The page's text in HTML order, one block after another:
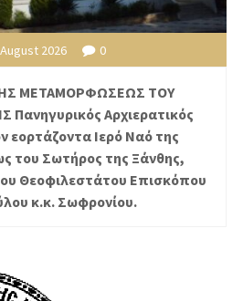
2026 0
ΜΕΤΑΜΟΡΦΩΣΕΩΣ ΤΟΥ
Αρχιερατικός
εορτάζοντα Ιερό Ναό της
του Σωτήρος της Ξάνθης,
Θεοφιλεστάτου Επισκόπου
κ.κ. Σωφρονίου.